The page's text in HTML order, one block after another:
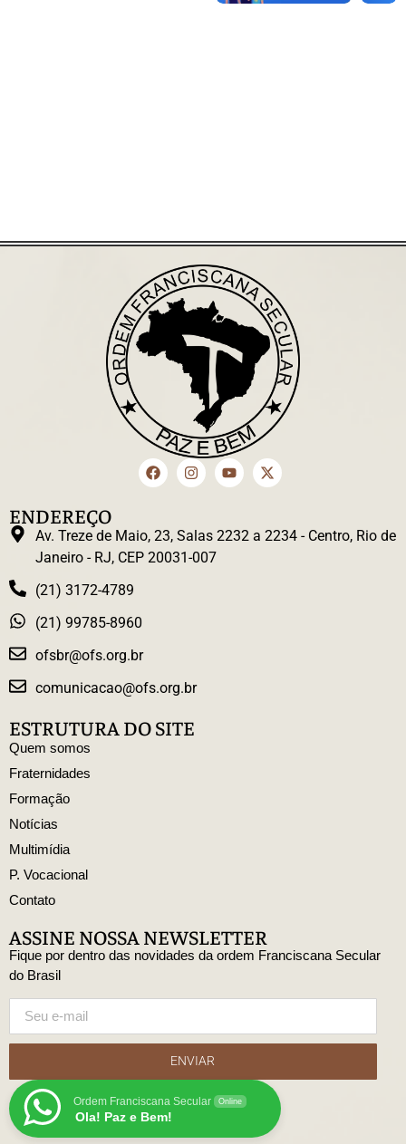
ENDEREÇO
Av. Treze de Maio, 23, Salas 2232 a 2234 - Centro, Rio de
Janeiro - RJ, CEP 20031-007
(21) 3172-4789
(21) 99785-8960
ofsbr@ofs.org.br
comunicacao@ofs.org.br
ESTRUTURA DO SITE
Quem somos
Fraternidades
Formação
Notícias
Multimídia
P. Vocacional
Contato
ASSINE NOSSA NEWSLETTER
Fique por dentro das novidades da ordem Franciscana Secular
do Brasil
ENVIAR
Ordem Franciscana Secular Online
Ola! Paz e Bem!